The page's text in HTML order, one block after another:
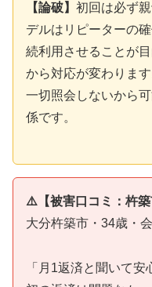
【論破】 初回は必ず
デルはリピーターの
続利用させることが
から対応が変わりま
一切照会しないから
係です。
⚠️【被害口コミ：杵築
大分杵築市・34歳・
「月1返済と聞いて